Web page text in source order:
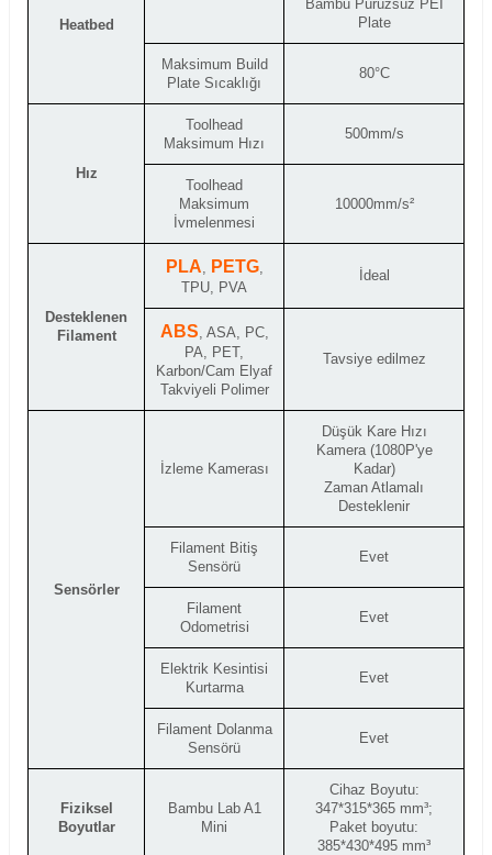
Heatbed
Bambu Pürüzsüz PEI
Plate
Maksimum Build
Plate Sıcaklığı
80°C
Hız
Toolhead
Maksimum Hızı
500mm/s
Toolhead
Maksimum
İvmelenmesi
10000mm/s²
Desteklenen
Filament
PLA PETG,
TPU, PVA
İdeal
ABS , ASA, PC,
PA, PET,
Karbon/Cam Elyaf
Takviyeli Polimer
Tavsiye edilmez
Sensörler
İzleme Kamerası
Düşük Kare Hızı
Kamera (1080P'ye
Kadar)
Zaman Atlamalı
Desteklenir
Filament Bitiş
Sensörü
Evet
Filament
Odometrisi
Evet
Elektrik Kesintisi
Kurtarma
Evet
Filament Dolanma
Sensörü
Evet
Fiziksel
Boyutlar
Bambu Lab A1
Mini
Cihaz Boyutu:
347*315*365 mm³;
Paket boyutu:
385*430*495 mm³